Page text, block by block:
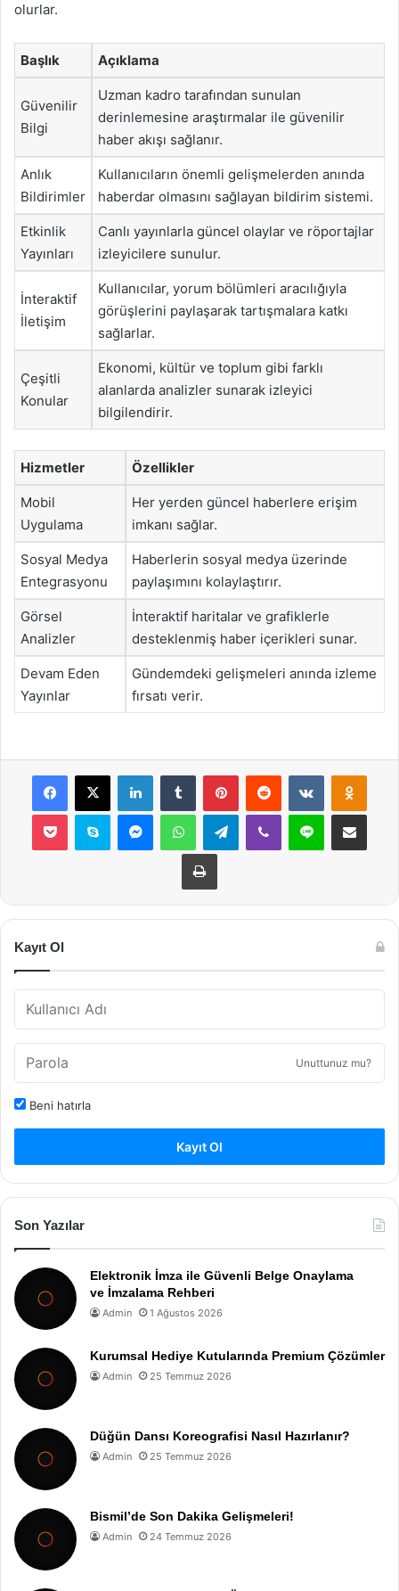
olurlar.
Başlık Açıklama
Güvenilir
Bilgi
Uzman kadro tarafından sunulan
derinlemesine araştırmalar ile güvenilir
haber akışı sağlanır.
Anlık
Bildirimler
Kullanıcıların önemli gelişmelerden anında
haberdar olmasını sağlayan bildirim sistemi.
Etkinlik
Yayınları
Canlı yayınlarla güncel olaylar ve röportajlar
izleyicilere sunulur.
İnteraktif
İletişim
Kullanıcılar, yorum bölümleri aracılığıyla
görüşlerini paylaşarak tartışmalara katkı
sağlarlar.
Çeşitli
Konular
Ekonomi, kültür ve toplum gibi farklı
alanlarda analizler sunarak izleyici
bilgilendirir.
Hizmetler Özellikler
Mobil
Uygulama
Her yerden güncel haberlere erişim
imkanı sağlar.
Sosyal Medya
Entegrasyonu
Haberlerin sosyal medya üzerinde
paylaşımını kolaylaştırır.
Görsel
Analizler
İnteraktif haritalar ve grafiklerle
desteklenmiş haber içerikleri sunar.
Devam Eden
Yayınlar
Gündemdeki gelişmeleri anında izleme
fırsatı verir.
Facebook
X LinkedInTumblr PinterestReddit VKontakte
Pocket Skype MessengerWhatsAppTelegramViber Line E-Posta ile
Yazdır
Kayıt Ol
Unuttunuz mu?
Beni hatırla
Kayıt Ol
Son Yazılar
Elektronik İmza ile Güvenli Belge Onaylama
ve İmzalama Rehberi
Admin 1 Ağustos 2026
Kurumsal Hediye Kutularında Premium Çözümler
Admin 25 Temmuz 2026
Düğün Dansı Koreografisi Nasıl Hazırlanır?
Admin 25 Temmuz 2026
Bismil’de Son Dakika Gelişmeleri!
Admin 24 Temmuz 2026